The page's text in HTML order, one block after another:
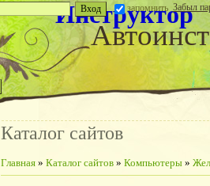
запомнить Забыл
Инструктор
Каталог сайтов
Главная» Каталог сайтов» Компьютеры»